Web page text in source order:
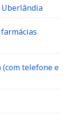
Uberlândia
telefone e